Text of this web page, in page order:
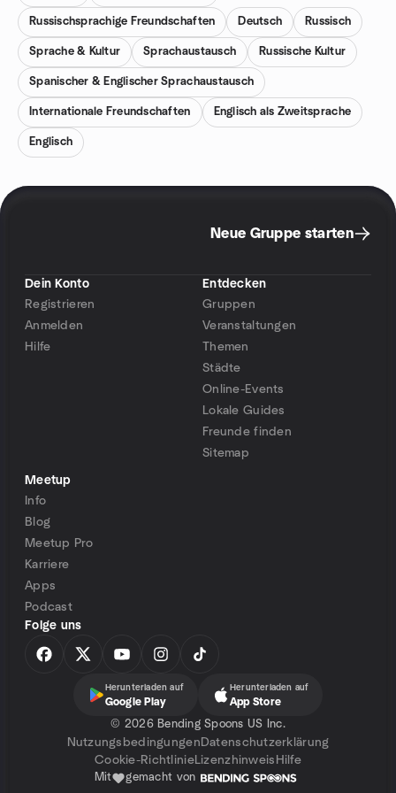
Russischsprachige Freundschaften Deutsch Russisch
Sprache & Kultur Sprachaustausch Russische Kultur
Spanischer & Englischer Sprachaustausch
Internationale Freundschaften Englisch als Zweitsprache
Englisch
Neue Gruppe starten
Dein Konto
Registrieren
Anmelden
Hilfe
Entdecken
Gruppen
Veranstaltungen
Themen
Städte
Online-Events
Lokale Guides
Freunde finden
Sitemap
Meetup
Info
Blog
Meetup Pro
Karriere
Apps
Podcast
Folge uns
Herunterladen auf
Google Play
Herunterladen auf
App Store
© 2026 Bending Spoons US Inc.
Nutzungsbedingungen Datenschutzerklärung
Cookie-RichtlinieLizenzhinweis Hilfe
Mit gemacht von